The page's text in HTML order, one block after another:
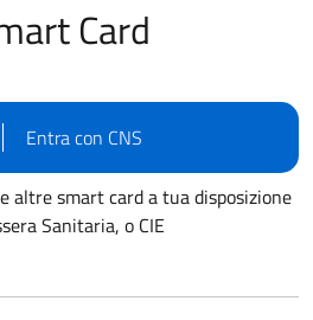
Card
Entra con CNS
altre smart card a tua disposizione
Sanitaria, o CIE